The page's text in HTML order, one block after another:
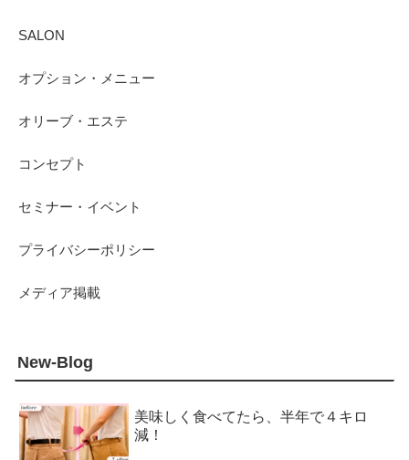
SALON
オプション・メニュー
オリーブ・エステ
コンセプト
セミナー・イベント
プライバシーポリシー
メディア掲載
New-Blog
美味しく食べてたら、半年で４キロ
減！